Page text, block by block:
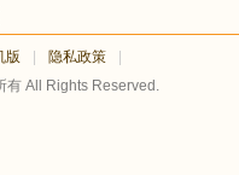
版 隐私政策
有 All Rights Reserved.